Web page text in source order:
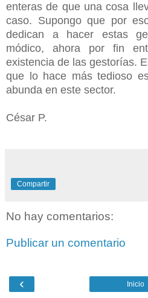
enteras de que una cosa
caso. Supongo que por
dedican a hacer estas
módico, ahora por fin
existencia de las gestorías.
que lo hace más tedioso
abunda en este sector.
César P.
Compartir
No hay comentarios:
Publicar un comentario
‹ Inicio